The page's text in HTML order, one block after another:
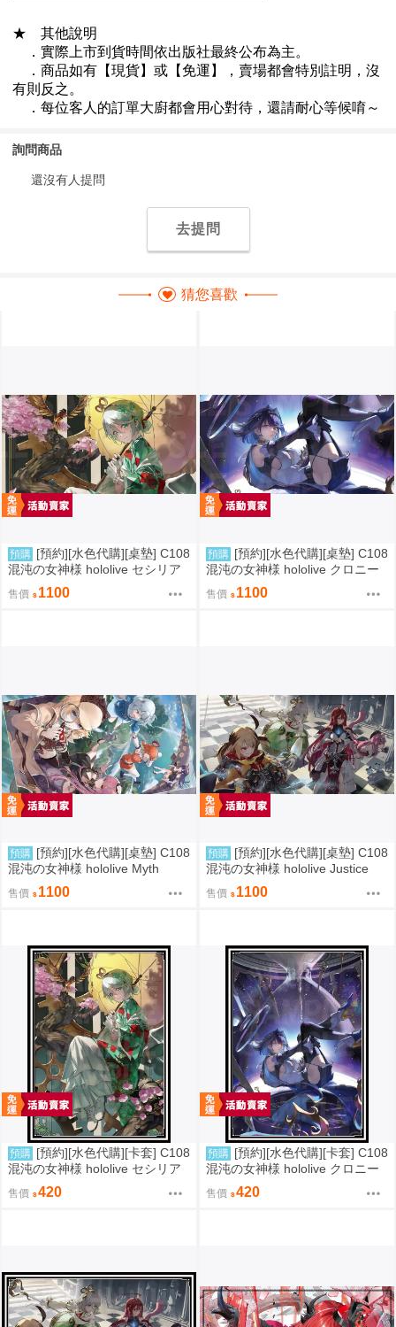
詢問商品
還沒有人提問
去提問
猜您喜歡
預購 [預約][水色代購][桌墊] C108
混沌の女神様 hololive セシリア
售價 1100
預購 [預約][水色代購][桌墊] C108
混沌の女神様 hololive クロニー
售價 1100
預購 [預約][水色代購][桌墊] C108
混沌の女神様 hololive Myth
售價 1100
預購 [預約][水色代購][桌墊] C108
混沌の女神様 hololive Justice
售價 1100
預購 [預約][水色代購][卡套] C108
混沌の女神様 hololive セシリア
售價 420
預購 [預約][水色代購][卡套] C108
混沌の女神様 hololive クロニー
售價 420